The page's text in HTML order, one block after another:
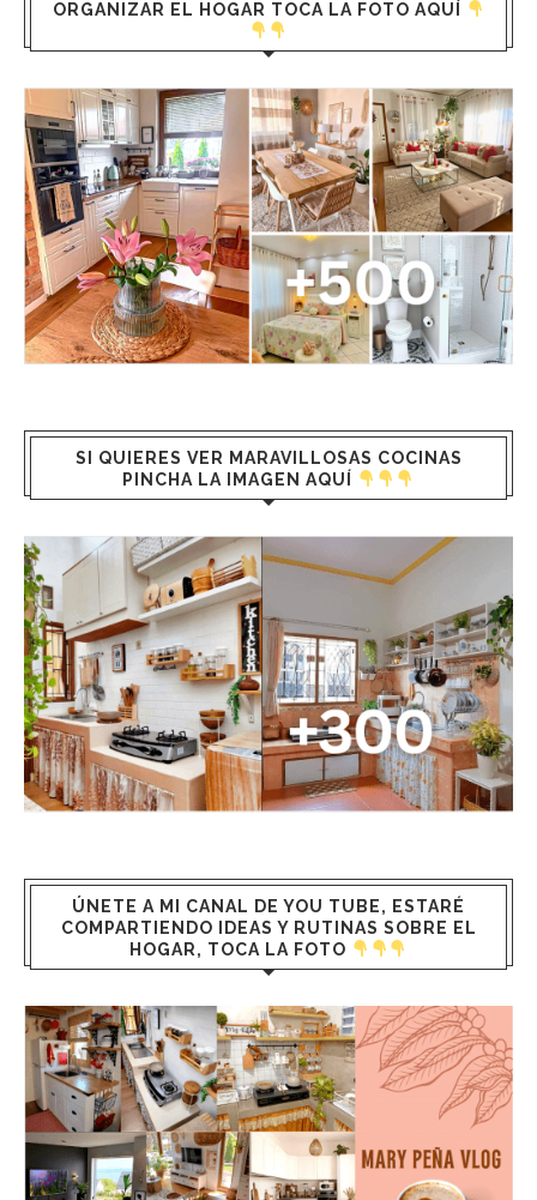
ORGANIZAR EL HOGAR TOCA LA FOTO AQUÍ
SI QUIERES VER MARAVILLOSAS COCINAS
PINCHA LA IMAGEN AQUÍ
ÚNETE A MI CANAL DE YOU TUBE, ESTARÉ
COMPARTIENDO IDEAS Y RUTINAS SOBRE EL
HOGAR, TOCA LA FOTO